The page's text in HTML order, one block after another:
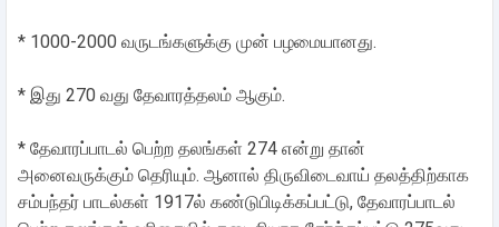
* 1000-2000 வருடங்களுக்கு முன் பழமையானது.
* இது 270 வது தேவாரத்தலம் ஆகும்.
* தேவாரப்பாடல் பெற்ற தலங்கள் 274 என்று தான்
அனைவருக்கும் தெரியும். ஆனால் திருவிடைவாய் தலத்திற்காக
சம்பந்தர் பாடல்கள் 1917ல் கண்டுபிடிக்கப்பட்டு, தேவாரப்பாடல்